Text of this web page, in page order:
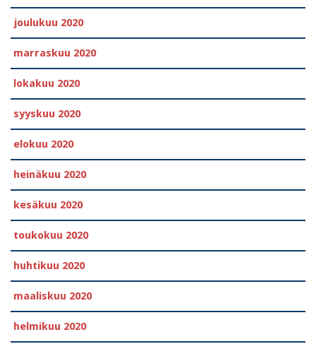
joulukuu 2020
marraskuu 2020
lokakuu 2020
syyskuu 2020
elokuu 2020
heinäkuu 2020
kesäkuu 2020
toukokuu 2020
huhtikuu 2020
maaliskuu 2020
helmikuu 2020